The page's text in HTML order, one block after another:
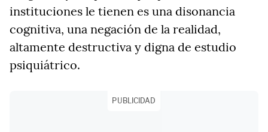
instituciones le tienen es una disonancia
cognitiva, una negación de la realidad,
altamente destructiva y digna de estudio
psiquiátrico.
PUBLICIDAD